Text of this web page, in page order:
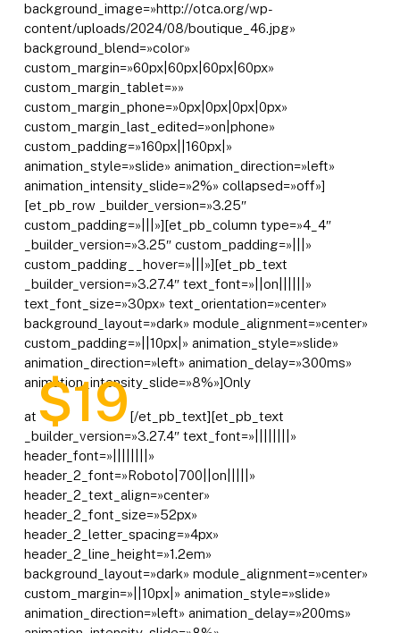
background_image=»http://otca.org/wp-
content/uploads/2024/08/boutique_46.jpg»
background_blend=»color»
custom_margin=»60px|60px|60px|60px»
custom_margin_tablet=»»
custom_margin_phone=»0px|0px|0px|0px»
custom_margin_last_edited=»on|phone»
custom_padding=»160px||160px|»
animation_style=»slide» animation_direction=»left»
animation_intensity_slide=»2%» collapsed=»off»]
[et_pb_row _builder_version=»3.25″
custom_padding=»|||»][et_pb_column type=»4_4″
_builder_version=»3.25″ custom_padding=»|||»
custom_padding__hover=»|||»][et_pb_text
_builder_version=»3.27.4″ text_font=»||on||||||»
text_font_size=»30px» text_orientation=»center»
background_layout=»dark» module_alignment=»center»
custom_padding=»||10px|» animation_style=»slide»
animation_direction=»left» animation_delay=»300ms»
animation_intensity_slide=»8%»]Only
at$19[/et_pb_text][et_pb_text
_builder_version=»3.27.4″ text_font=»||||||||»
header_font=»||||||||»
header_2_font=»Roboto|700||on|||||»
header_2_text_align=»center»
header_2_font_size=»52px»
header_2_letter_spacing=»4px»
header_2_line_height=»1.2em»
background_layout=»dark» module_alignment=»center»
custom_margin=»||10px|» animation_style=»slide»
animation_direction=»left» animation_delay=»200ms»